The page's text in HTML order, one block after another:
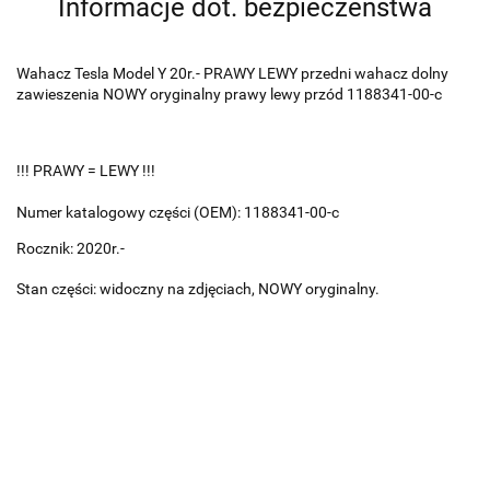
Informacje dot. bezpieczeństwa
Wahacz Tesla Model Y 20r.- PRAWY LEWY przedni wahacz dolny
zawieszenia NOWY oryginalny prawy lewy przód 1188341-00-c
!!! PRAWY = LEWY !!!
Numer katalogowy części (OEM): 1188341-00-c
Rocznik: 2020r.-
Stan części: widoczny na zdjęciach, NOWY oryginalny.